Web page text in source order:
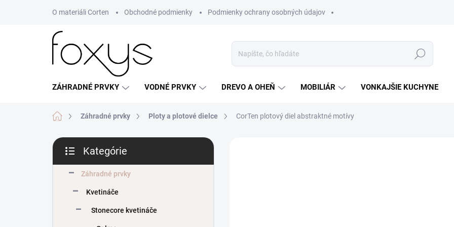
O materiáli Corten Obchodné podmienky Podmienky ochrany osobných údajov
Hľadať
ZÁHRADNÉ PRVKY VODNÉ PRVKY DREVO A OHEŇ MOBILIÁR VONKAJŠIE KUCHYNE
DomovZáhradné prvky Ploty a plotové dielce CorTen plotový diel abstraktné motívy
B
č
kategórie
Kategórie
Záhradné prvky
Kvetináče
Stonecore kvetináče